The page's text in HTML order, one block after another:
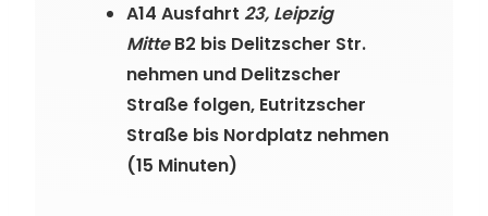
A14 Ausfahrt 23, Leipzig
MitteB2 bis Delitzscher Str.
nehmen und Delitzscher
Straße folgen, Eutritzscher
Straße bis Nordplatz nehmen
(15 Minuten)